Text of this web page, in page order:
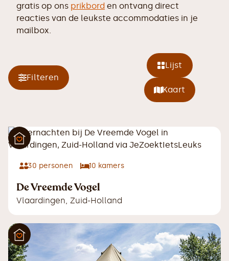
gratis op ons prikbord en ontvang direct
reacties van de leukste accommodaties in je
mailbox.
Filteren
Lijst
Kaart
30 personen 10 kamers
De Vreemde Vogel
Vlaardingen, Zuid-Holland